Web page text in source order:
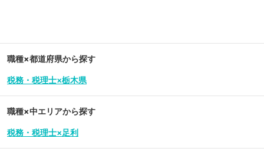
職種×都道府県から探す
税務・税理士×栃木県
職種×中エリアから探す
税務・税理士×足利